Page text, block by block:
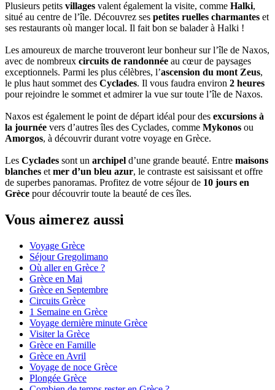
Plusieurs petits villages valent également la visite, comme Halki,
situé au centre de l’île. Découvrez ses petites ruelles charmantes et
ses restaurants où manger local. Il fait bon se balader à Halki !
Les amoureux de marche trouveront leur bonheur sur l’île de Naxos,
avec de nombreux circuits de randonnée au cœur de paysages
exceptionnels. Parmi les plus célèbres, l’ascension du mont Zeus,
le plus haut sommet des Cyclades. Il vous faudra environ 2 heures
pour rejoindre le sommet et admirer la vue sur toute l’île de Naxos.
Naxos est également le point de départ idéal pour des excursions à
la journée vers d’autres îles des Cyclades, comme Mykonos ou
Amorgos, à découvrir durant votre voyage en Grèce.
Les Cyclades sont un archipel d’une grande beauté. Entre maisons
blanches et mer d’un bleu azur, le contraste est saisissant et offre
de superbes panoramas. Profitez de votre séjour de 10 jours en
Grèce pour découvrir toute la beauté de ces îles.
Vous aimerez aussi
Voyage Grèce
Séjour Gregolimano
Où aller en Grèce ?
Grèce en Mai
Grèce en Septembre
Circuits Grèce
1 Semaine en Grèce
Voyage dernière minute Grèce
Visiter la Grèce
Grèce en Famille
Grèce en Avril
Voyage de noce Grèce
Plongée Grèce